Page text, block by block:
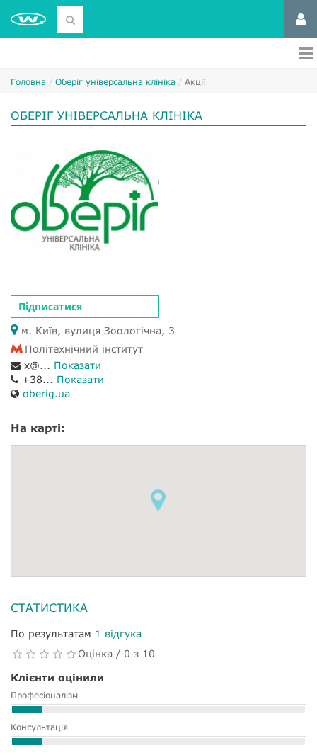
Головна Оберіг універсальна клініка Акції
ОБЕРІГ УНІВЕРСАЛЬНА КЛІНІКА
Підписатися
м. Київ, вулиця Зоологічна, 3
Політехнічний інститут
x@... Показати
+38... Показати
oberig.ua
На карті:
СТАТИСТИКА
По результатам 1 відгука
Оцінка / 0 з 10
Клієнти оцінили
Професіоналізм
Консультація